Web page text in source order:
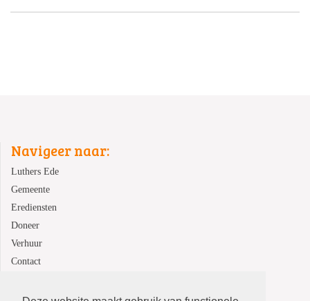
Navigeer naar:
Luthers Ede
Gemeente
Erediensten
Doneer
Verhuur
Contact